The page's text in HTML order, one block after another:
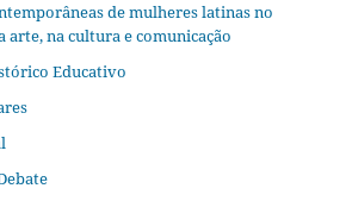
de mulheres latinas no
arte, na cultura e comunicação
Educativo